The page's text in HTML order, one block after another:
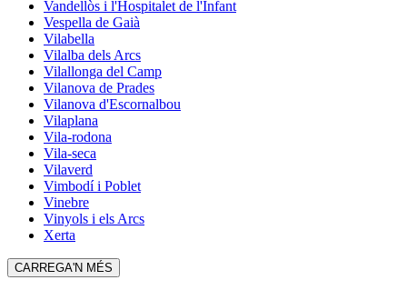
Vandellòs i l'Hospitalet de l'Infant
Vespella de Gaià
Vilabella
Vilalba dels Arcs
Vilallonga del Camp
Vilanova de Prades
Vilanova d'Escornalbou
Vilaplana
Vila-rodona
Vila-seca
Vilaverd
Vimbodí i Poblet
Vinebre
Vinyols i els Arcs
Xerta
CARREGA'N MÉS